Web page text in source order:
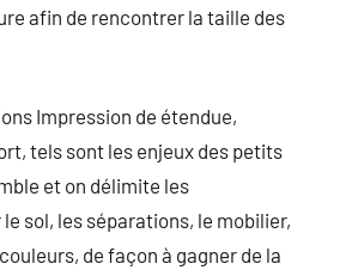
afin de rencontrer la taille des
Impression de étendue,
tels sont les enjeux des petits
et on délimite les
sol, les séparations, le mobilier,
de façon à gagner de la